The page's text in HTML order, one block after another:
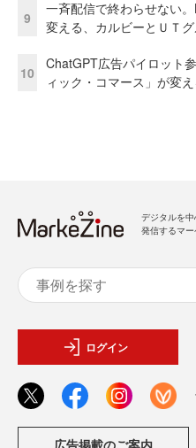
9
一斉配信で終わらせない
変える、カルビーとＵＴ
10
ChatGPT広告パイロット
ィック・コマース」が変
デジタルを
発信するマー
ログイン
広告掲載のご案内